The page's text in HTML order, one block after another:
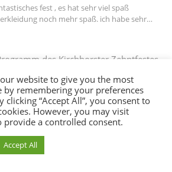
fest , es hat sehr viel spaß
noch mehr spaß. ich habe sehr…
des Kirchhorster Zehntfestes
alle die dieses wieder möglich gemacht
zuDas Motto steht, die Planungen
website to give you the most
by remembering your preferences
clicking “Accept All”, you consent to
However, you may visit
provide a controlled consent.
Accept All